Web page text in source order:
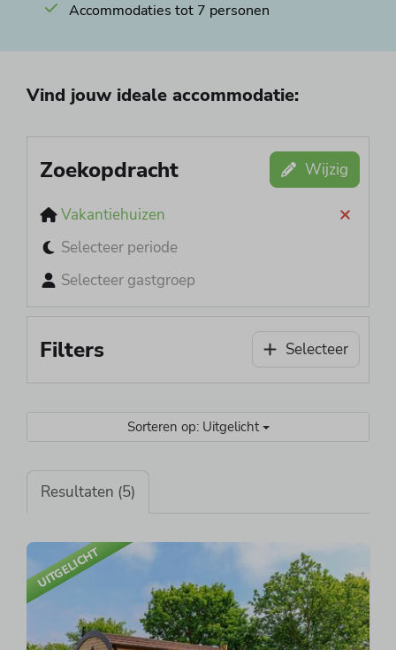
Accommodaties tot 7 personen
Vind jouw ideale accommodatie:
Zoekopdracht Wijzig
Vakantiehuizen
Selecteer periode
Selecteer gastgroep
Filters Selecteer
Sorteren op: Uitgelicht
Resultaten (5)
UITGELICHT